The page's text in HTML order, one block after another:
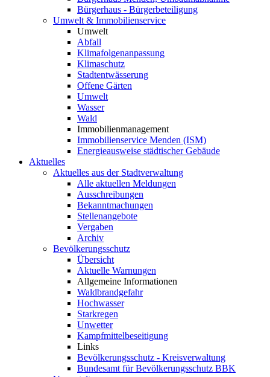
Bürgerhaus - Bürgerbeteiligung
Umwelt & Immobilienservice
Umwelt
Abfall
Klimafolgenanpassung
Klimaschutz
Stadtentwässerung
Offene Gärten
Umwelt
Wasser
Wald
Immobilienmanagement
Immobilienservice Menden (ISM)
Energieausweise städtischer Gebäude
Aktuelles
Aktuelles aus der Stadtverwaltung
Alle aktuellen Meldungen
Ausschreibungen
Bekanntmachungen
Stellenangebote
Vergaben
Archiv
Bevölkerungsschutz
Übersicht
Aktuelle Warnungen
Allgemeine Informationen
Waldbrandgefahr
Hochwasser
Starkregen
Unwetter
Kampfmittelbeseitigung
Links
Bevölkerungsschutz - Kreisverwaltung
Bundesamt für Bevölkerungsschutz BBK